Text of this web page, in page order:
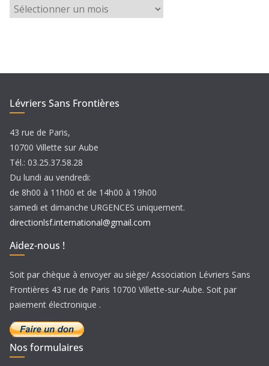
r
e
s
Lévriers Sans Frontières
43 rue de Paris,
10700 Villette sur Aube
Tél.: 03.25.37.58.28
Du lundi au vendredi:
de 8h00 à 11h00 et de 14h00 à 19h00
samedi et dimanche URGENCES uniquement.
directionlsf.international@gmail.com
Aidez-nous !
Soit par chèque à envoyer au siège/ Association Lévriers Sans
Frontières 43 rue de Paris 10700 Villette-sur-Aube. Soit par
paiement électronique .
Nos formulaires